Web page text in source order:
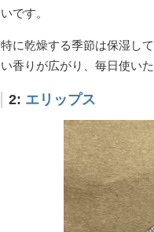
いです。
特に乾燥する季節は保湿し
い香りが広がり、毎日使い
2: エリップス